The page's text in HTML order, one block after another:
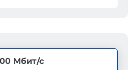
Мбит/с